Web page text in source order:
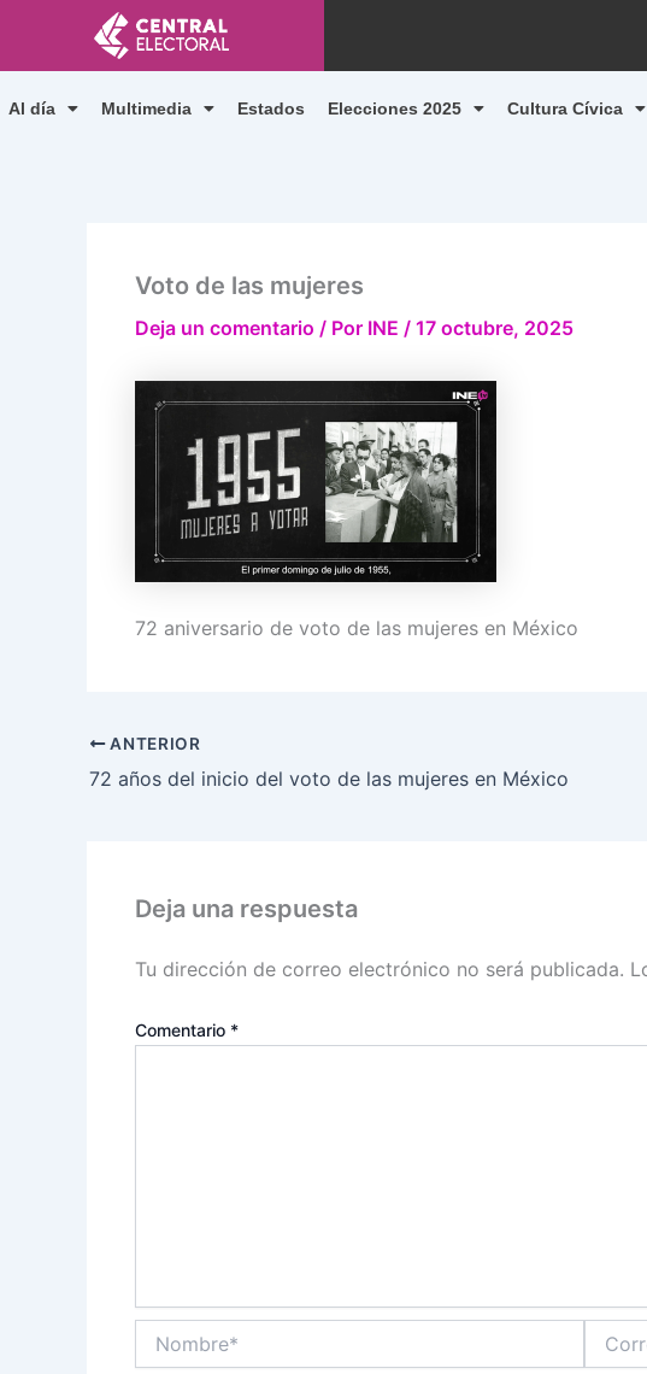
contenido
Al día Multimedia Estados Elecciones 2025 Cultura Cívica
Voto de las mujeres
Deja un comentario / Por INE / 17 octubre, 2025
72 aniversario de voto de las mujeres en México
ANTERIOR
72 años del inicio del voto de las mujeres en México
Deja una respuesta
Tu dirección de correo electrónico no será publicada.
Comentario *